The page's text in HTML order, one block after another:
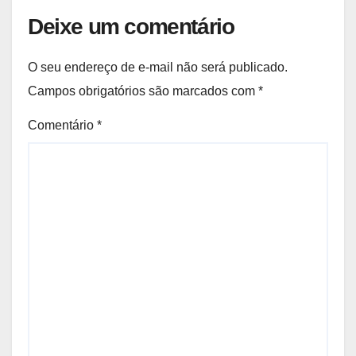
Deixe um comentário
O seu endereço de e-mail não será publicado.
Campos obrigatórios são marcados com *
Comentário *